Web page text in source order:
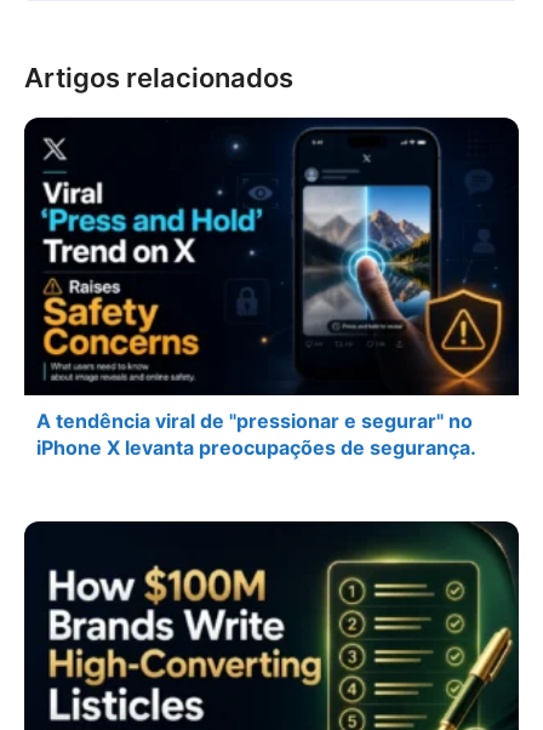
Artigos relacionados
A tendência viral de "pressionar e segurar" no
iPhone X levanta preocupações de segurança.